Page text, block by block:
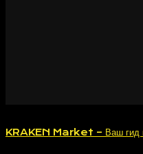
KRAKEN Market – Ваш гид